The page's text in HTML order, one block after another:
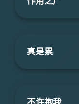
真是累